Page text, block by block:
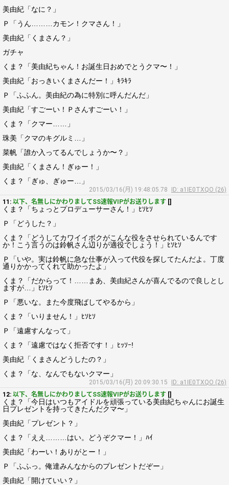
美由紀「なに？」
Ｐ「うん………カモン！クマさん！」
美由紀「くまさん？」
ガチャ
くま？「美由紀ちゃん！お誕生日おめでとうクマ〜！」
美由紀「おっきいくまさんだー！」ｷﾗｷﾗ
Ｐ「ふふん。美由紀の為に特別に呼んだんだ」
美由紀「すごーい！Ｐさんすごーい！」
くま？「クマー……」
珠美「クマのキグルミ…」
菜帆「誰か入ってるんでしょうか〜？」
美由紀「くまさん！ぎゅー！」
くま？「ぎゅ、ぎゅー…」
2015/03/16(月) 19:48:05.78
ID: a1IE0TXQO (26)
11: 以下、名無しにかわりましてSS速報VIPがお送りします []
くま？「ちょっとプロデューサーさん！」ﾋｿﾋｿ
Ｐ「どうした？」
くま？「どうしてカワイイボクがこんな役をさせられているんです
か！こう言うのは鈴帆さん辺りが適役でしょう！」ﾋｿﾋｿ
Ｐ「いや。実は鈴帆に急な仕事が入って代役を探してたんだよ。丁度
通りかかってくれて助かったよ」
くま？「だからって！……まあ、美由紀さんが喜んでるので良しとし
ますが…」ﾋｿﾋｿ
Ｐ「悪いな。また今度飛ばしてやるから」
くま？「いりません！」ﾋｿﾋｿ
Ｐ「遠慮すんなって」
くま？「遠慮ではなく拒否です！」ﾋｯｿｰ!
美由紀「くまさんどうしたの？」
くま？「な、なんでもないクマー」
2015/03/16(月) 20:09:30.15
ID: a1IE0TXQO (26)
12: 以下、名無しにかわりましてSS速報VIPがお送りします []
くま？「今日はいつもアイドルを頑張っている美由紀ちゃんにお誕生
日プレゼントを持ってきたんだクマ〜」
美由紀「プレゼント？」
くま？「ええ………はい。どうぞクマー！」ﾊｲ
美由紀「わーい！ありがとー！」
Ｐ「ふふっ。俺達みんなからのプレゼントだぞー」
美由紀「開けていい？」